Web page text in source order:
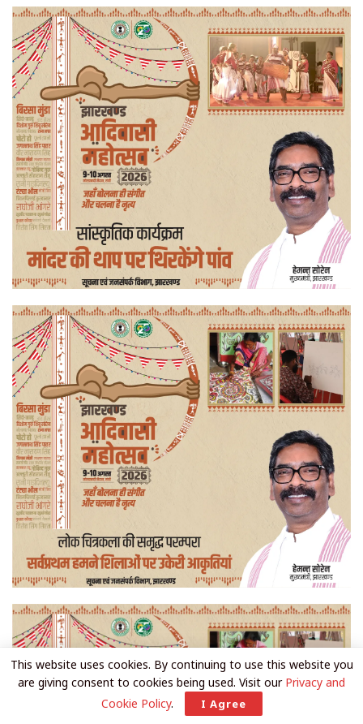
This website uses cookies. By continuing to use this website you
are giving consent to cookies being used. Visit our Privacy and
Cookie Policy. I Agree